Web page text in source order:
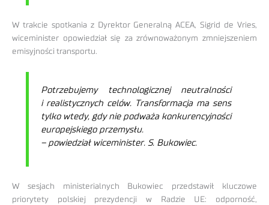
W trakcie spotkania z Dyrektor Generalną ACEA, Sigrid de Vries,
wiceminister opowiedział się za zrównoważonym zmniejszeniem
emisyjności transportu.
Potrzebujemy technologicznej neutralności
i realistycznych celów. Transformacja ma sens
tylko wtedy, gdy nie podważa konkurencyjności
europejskiego przemysłu.
– powiedział wiceminister. S. Bukowiec.
W sesjach ministerialnych Bukowiec przedstawił kluczowe
priorytety polskiej prezydencji w Radzie UE: odporność,